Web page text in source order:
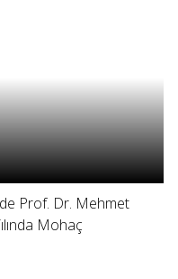
Prof. Dr. Mehmet
Mohaç